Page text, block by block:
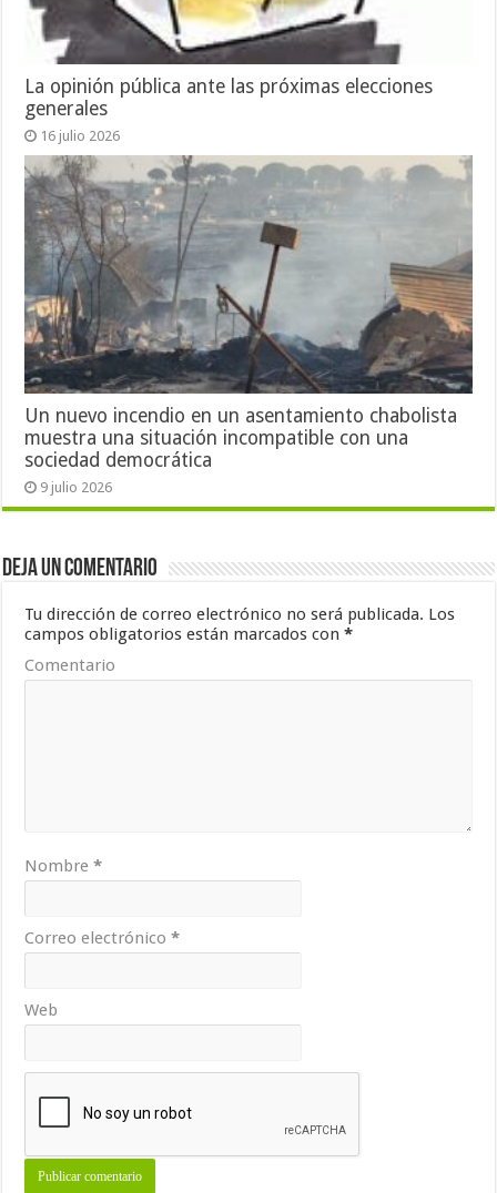
La opinión pública ante las próximas elecciones
generales
16 julio 2026
Un nuevo incendio en un asentamiento chabolista
muestra una situación incompatible con una
sociedad democrática
9 julio 2026
Deja un comentario
Tu dirección de correo electrónico no será publicada. Los
campos obligatorios están marcados con*
Comentario
Nombre*
Correo electrónico*
Web